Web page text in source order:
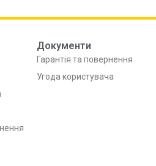
Документи
Гарантія та повернення
Угода користувача